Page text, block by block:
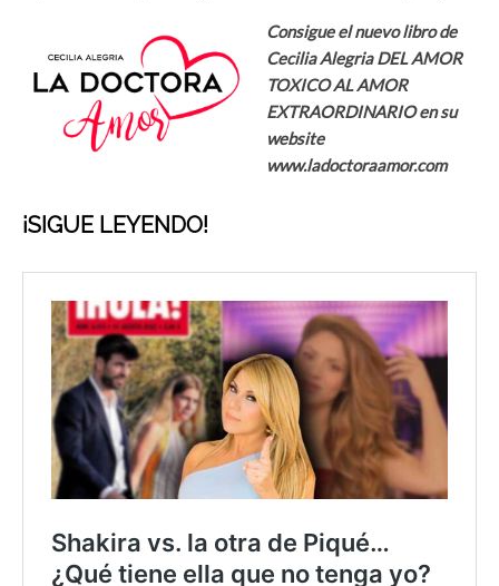
Consigue el nuevo libro de
Cecilia Alegria DEL AMOR
TOXICO AL AMOR
EXTRAORDINARIO en su
website
www.ladoctoraamor.com
¡SIGUE LEYENDO!